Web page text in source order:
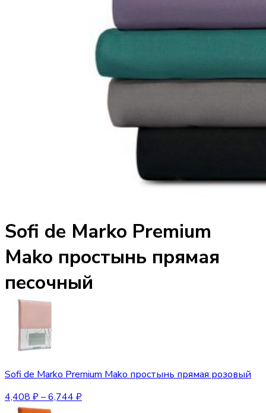
Sofi de Marko Premium
Mako простынь прямая
песочный
Sofi de Marko Premium Mako простынь прямая розовый
4,408 ₽–6,744 ₽